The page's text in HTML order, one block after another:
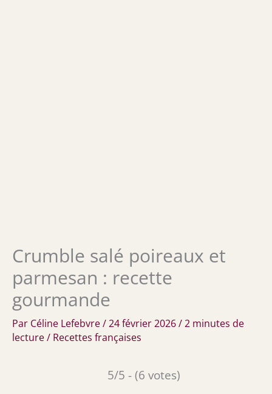
Crumble salé poireaux et
parmesan : recette
gourmande
Par Céline Lefebvre/24 février 2026/2 minutes de
lecture/ Recettes françaises
5/5 - (6 votes)